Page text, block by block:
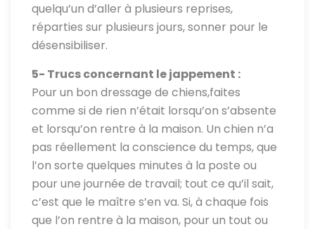
quelqu’un d’aller à plusieurs reprises,
réparties sur plusieurs jours, sonner pour le
désensibiliser.
5- Trucs concernant le jappement :
Pour un bon dressage de chiens,faites
comme si de rien n’était lorsqu’on s’absente
et lorsqu’on rentre à la maison. Un chien n’a
pas réellement la conscience du temps, que
l’on sorte quelques minutes à la poste ou
pour une journée de travail; tout ce qu’il sait,
c’est que le maître s’en va. Si, à chaque fois
que l’on rentre à la maison, pour un tout ou